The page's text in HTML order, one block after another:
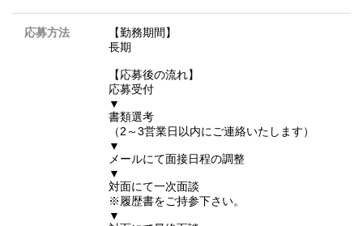
応募方法
【勤務期間】
長期
【応募後の流れ】
応募受付
▼
書類選考
（2～3営業日以内にご連絡いたします）
▼
メールにて面接日程の調整
▼
対面にて一次面談
※履歴書をご持参下さい。
▼